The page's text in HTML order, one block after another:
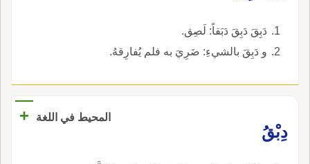
دَبِقَ دَبِقَ دَبَقاً: لَصِق.
و دَبِقَ بالشيءِ: ضَرِيَ به فلم يُفارِقهُ.
المحيط في اللغة
+
دِبْقُ